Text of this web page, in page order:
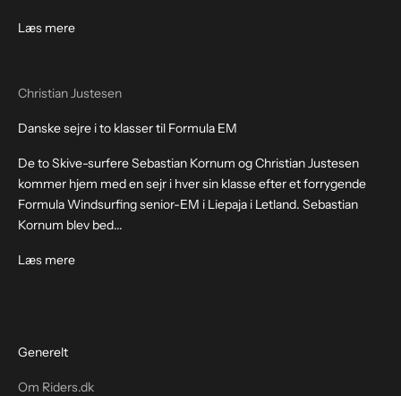
Læs mere
Christian Justesen
Danske sejre i to klasser til Formula EM
De to Skive-surfere Sebastian Kornum og Christian Justesen
kommer hjem med en sejr i hver sin klasse efter et forrygende
Formula Windsurfing senior-EM i Liepaja i Letland. Sebastian
Kornum blev bed...
Læs mere
Generelt
Om Riders.dk